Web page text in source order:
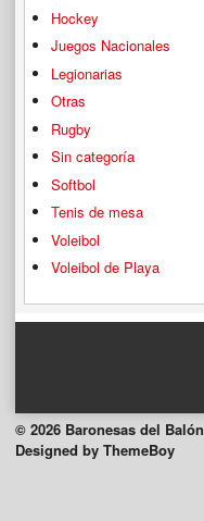
Hockey
Juegos Nacionales
Legionarias
Otras
Rugby
Sin categoría
Softbol
Tenis de mesa
Voleibol
Voleibol de Playa
© 2026 Baronesas del Balón
Designed by ThemeBoy